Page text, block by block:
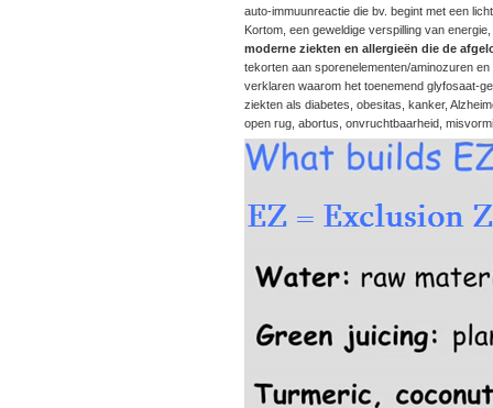
auto-immuunreactie die bv. begint met een
Kortom, een geweldige verspilling van
moderne ziekten en allergieën die de
tekorten aan sporenelementen/aminozuren
verklaren waarom het toenemend glyfosaat-
ziekten als diabetes, obesitas, kanker,
open rug, abortus, onvruchtbaarheid,